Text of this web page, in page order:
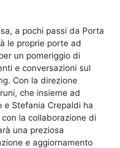
a pochi passi da Porta
le proprie porte ad
un pomeriggio di
e conversazioni sul
Con la direzione
che insieme ad
e Stefania Crepaldi ha
con la collaborazione di
una preziosa
e aggiornamento